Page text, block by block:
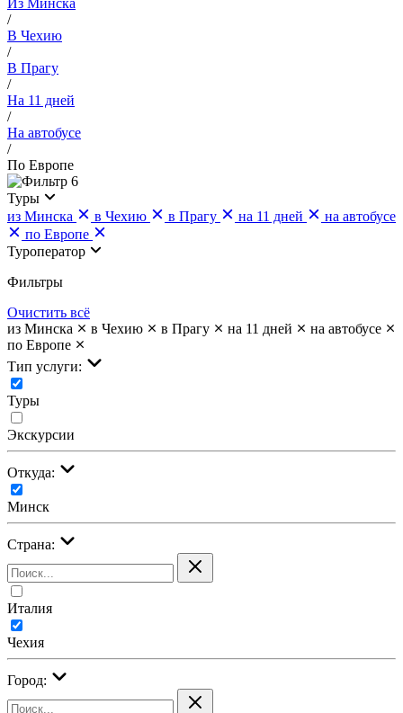
/
В Чехию
/
В Прагу
/
На 11 дней
/
На автобусе
/
По Европе
6
Туры
из Минска
в Чехию в Прагу на 11 дней
на автобусе
по Европе
Туроператор
Фильтры
Очистить всё
из Минска
в Чехию в Прагу на 11 дней
на автобусе
по Европе
Тип услуги:
Туры
Экскурсии
Откуда:
Минск
Страна:
Италия
Чехия
Город: